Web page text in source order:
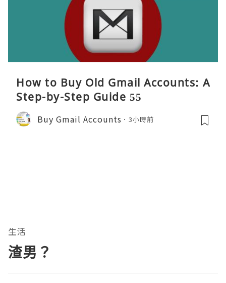
How to Buy Old Gmail Accounts: A
Step-by-Step Guide 55
Buy Gmail Accounts 3小時前
生活
渣男？